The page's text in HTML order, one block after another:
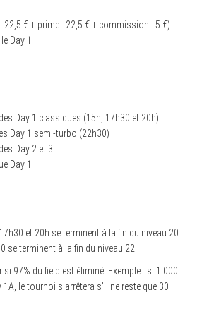
22,5 € + prime : 22,5 € + commission : 5 €)
Day 1
Day 1 classiques (15h, 17h30 et 20h)
Day 1 semi-turbo (22h30)
Day 2 et 3.
Day 1
et 20h se terminent à la fin du niveau 20.
se terminent à la fin du niveau 22.
si 97% du field est éliminé. Exemple : si 1 000
le tournoi s’arrêtera s’il ne reste que 30